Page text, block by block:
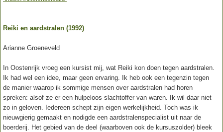
Reiki en aardstralen (1992)
Arianne Groeneveld
In Oostenrijk vroeg een kursist mij, wat Reiki kon doen tegen aardstralen.
Ik had wel een idee, maar geen ervaring. Ik heb ook een tegenzin tegen
de manier waarop ik sommige mensen over aardstralen had horen
spreken: alsof ze er een hulpeloos slachtoffer van waren. Ik wil daar niet
zo in geloven. Iedereen schept zijn eigen werkelijkheid. Toch was ik
nieuwgierig gemaakt en nodigde een aardstralenspecialist uit naar de
boerderij. Het gebied van de deel (waarboven ook de kursuszolder) bleek